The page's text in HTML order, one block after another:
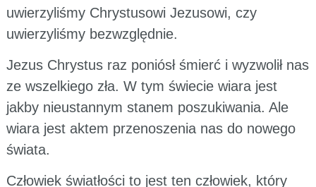
uwierzyliśmy Chrystusowi Jezusowi, czy
uwierzyliśmy bezwzględnie.
Jezus Chrystus raz poniósł śmierć i wyzwolił nas
ze wszelkiego zła. W tym świecie wiara jest
jakby nieustannym stanem poszukiwania. Ale
wiara jest aktem przenoszenia nas do nowego
świata.
Człowiek światłości to jest ten człowiek, który